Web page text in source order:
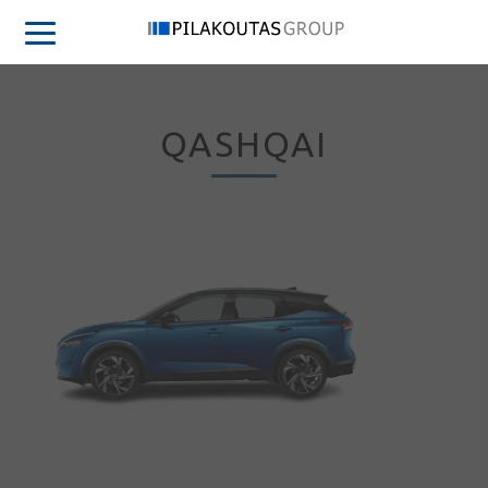
QASHQAI